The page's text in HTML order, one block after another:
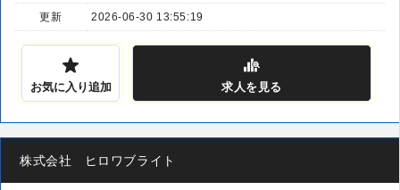
更新 2026-06-30 13:55:19
お気に入り追加 求人 を見る
株式会社 ヒロワブライト